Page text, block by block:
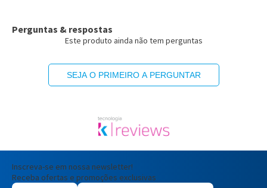
Perguntas & respostas
Este produto ainda não tem perguntas
SEJA O PRIMEIRO A PERGUNTAR
Inscreva-se em nossa newsletter!
Receba ofertas e promoções exclusivas